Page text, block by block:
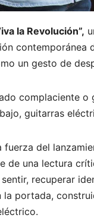
la Revolución”,
contemporánea
un gesto de
complaciente o
guitarras
fuerza del
de una lectura
recuperar
portada,